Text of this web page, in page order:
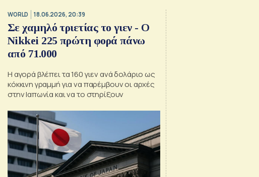
WORLD 18.06.2026, 20:39
Σε χαμηλό τριετίας το γιεν - Ο
Nikkei 225 πρώτη φορά πάνω
από 71.000
Η αγορά βλέπει τα 160 γιεν ανά δολάριο ως
κόκκινη γραμμή για να παρέμβουν οι αρχές
στην Ιαπωνία και να το στηρίξουν